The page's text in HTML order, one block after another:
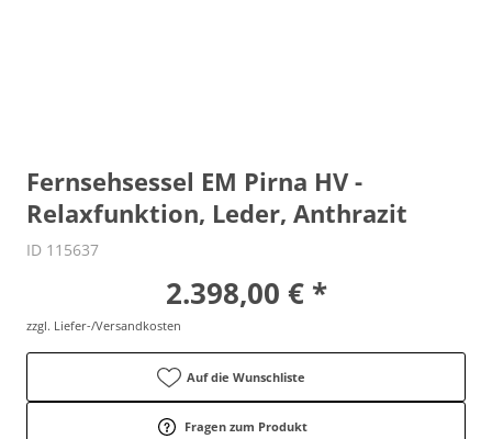
Fernsehsessel EM Pirna HV -
Relaxfunktion, Leder, Anthrazit
ID 115637
2.398,00 € *
zzgl. Liefer-/Versandkosten
Auf die Wunschliste
Fragen zum Produkt